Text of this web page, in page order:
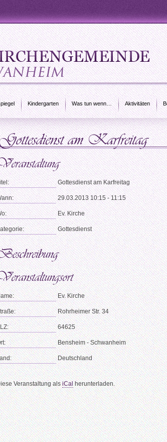
Kindergarten Was tun wenn… Aktivitäten
Gottesdienst am Karfreitag
29.03.2013 10:15 - 11:15
Ev. Kirche
Gottesdienst
Ev. Kirche
Rohrheimer Str. 34
64625
Bensheim - Schwanheim
Deutschland
Veranstaltung alsiCal herunterladen.